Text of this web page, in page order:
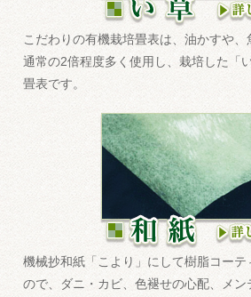
こだわりの有機栽培畳表は、油かすや
通常の2倍程度多く使用し、栽培した「
畳表です。
機械抄和紙「こより」にして樹脂コーテ
ので、ダニ・カビ、色褪せの心配、メン